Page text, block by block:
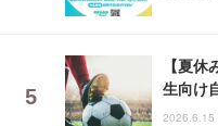
【夏
生向け
2026.6.15